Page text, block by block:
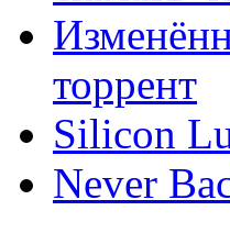
торрент
Silicon
Never